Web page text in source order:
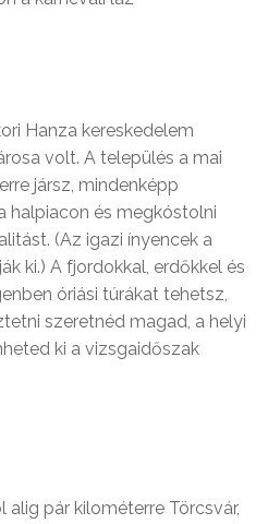
Hanza kereskedelem
volt. A település a mai
jársz, mindenképp
halpiacon és megkóstolni
(Az igazi ínyencek a
ki.) A fjordokkal, erdőkkel és
óriási túrákat tehetsz,
szeretnéd magad, a helyi
ki a vizsgaidőszak
pár kilométerre Törcsvár,